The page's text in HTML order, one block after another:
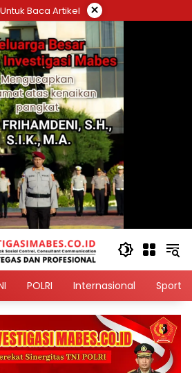
Baca Artikel ×
POLRI Internasional Sport